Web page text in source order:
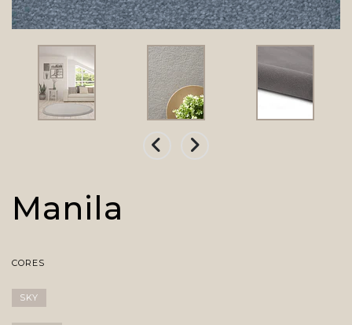
Manila
CORES
SKY